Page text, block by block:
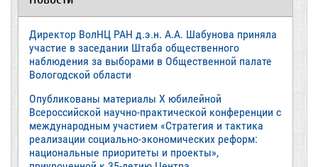
Директор ВолНЦ РАН д.э.н. А.А. Шабунова приняла
участие в заседании Штаба общественного
наблюдения за выборами в Общественной палате
Вологодской области
Опубликованы материалы X юбилейной
Всероссийской научно-практической конференции с
международным участием «Стратегия и тактика
реализации социально-экономических реформ:
национальные приоритеты и проекты»,